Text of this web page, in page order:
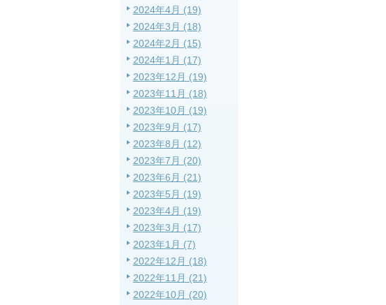
2024年4月 (19)
2024年3月 (18)
2024年2月 (15)
2024年1月 (17)
2023年12月 (19)
2023年11月 (18)
2023年10月 (19)
2023年9月 (17)
2023年8月 (12)
2023年7月 (20)
2023年6月 (21)
2023年5月 (19)
2023年4月 (19)
2023年3月 (17)
2023年1月 (7)
2022年12月 (18)
2022年11月 (21)
2022年10月 (20)